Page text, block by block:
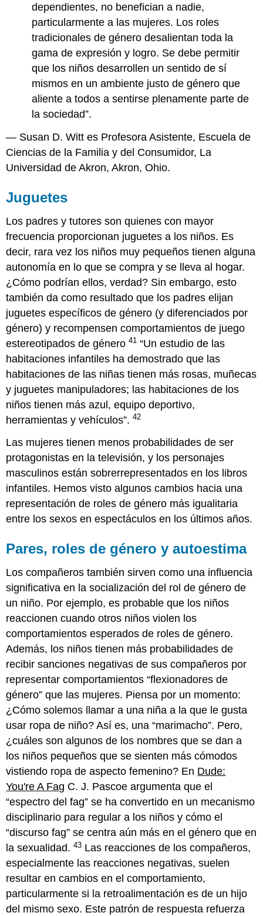
dependientes, no benefician a nadie,
particularmente a las mujeres. Los roles
tradicionales de género desalientan toda la
gama de expresión y logro. Se debe permitir
que los niños desarrollen un sentido de sí
mismos en un ambiente justo de género que
aliente a todos a sentirse plenamente parte de
la sociedad”.
— Susan D. Witt es Profesora Asistente, Escuela de
Ciencias de la Familia y del Consumidor, La
Universidad de Akron, Akron, Ohio.
Juguetes
Los padres y tutores son quienes con mayor
frecuencia proporcionan juguetes a los niños. Es
decir, rara vez los niños muy pequeños tienen alguna
autonomía en lo que se compra y se lleva al hogar.
¿Cómo podrían ellos, verdad? Sin embargo, esto
también da como resultado que los padres elijan
juguetes específicos de género (y diferenciados por
género) y recompensen comportamientos de juego
estereotipados de género41 “Un estudio de las
habitaciones infantiles ha demostrado que las
habitaciones de las niñas tienen más rosas, muñecas
y juguetes manipuladores; las habitaciones de los
niños tienen más azul, equipo deportivo,
herramientas y vehículos”.42
Las mujeres tienen menos probabilidades de ser
protagonistas en la televisión, y los personajes
masculinos están sobrerrepresentados en los libros
infantiles. Hemos visto algunos cambios hacia una
representación de roles de género más igualitaria
entre los sexos en espectáculos en los últimos años.
Pares, roles de género y autoestima
Los compañeros también sirven como una influencia
significativa en la socialización del rol de género de
un niño. Por ejemplo, es probable que los niños
reaccionen cuando otros niños violen los
comportamientos esperados de roles de género.
Además, los niños tienen más probabilidades de
recibir sanciones negativas de sus compañeros por
representar comportamientos “flexionadores de
género” que las mujeres. Piensa por un momento:
¿Cómo solemos llamar a una niña a la que le gusta
usar ropa de niño? Así es, una “marimacho”. Pero,
¿cuáles son algunos de los nombres que se dan a
los niños pequeños que se sienten más cómodos
vistiendo ropa de aspecto femenino? En Dude:
You're A Fag C. J. Pascoe argumenta que el
“espectro del fag” se ha convertido en un mecanismo
disciplinario para regular a los niños y cómo el
“discurso fag” se centra aún más en el género que en
la sexualidad.43 Las reacciones de los compañeros,
especialmente las reacciones negativas, suelen
resultar en cambios en el comportamiento,
particularmente si la retroalimentación es de un hijo
del mismo sexo. Este patrón de respuesta refuerza